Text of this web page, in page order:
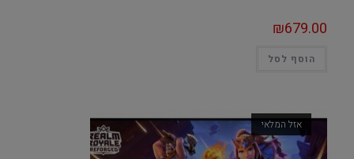
₪679.00
הוסף לסל
אזל המלאי